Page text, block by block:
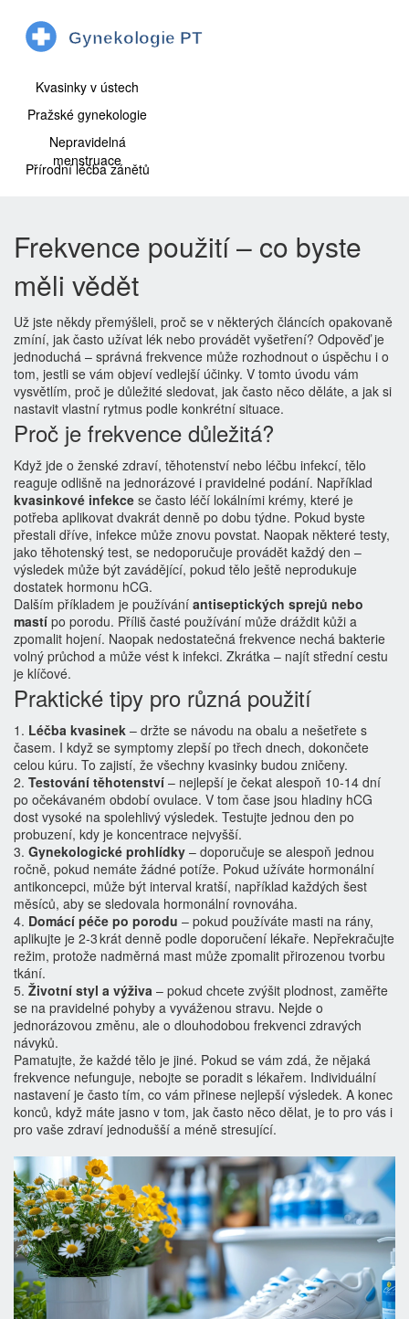
Kvasinky v ústech
Pražské gynekologie
Nepravidelná
menstruace
Přírodní léčba zánětů
Frekvence použití – co byste
měli vědět
Už jste někdy přemýšleli, proč se v některých článcích opakovaně
zmíní, jak často užívat lék nebo provádět vyšetření? Odpověď je
jednoduchá – správná frekvence může rozhodnout o úspěchu i o
tom, jestli se vám objeví vedlejší účinky. V tomto úvodu vám
vysvětlím, proč je důležité sledovat, jak často něco děláte, a jak si
nastavit vlastní rytmus podle konkrétní situace.
Proč je frekvence důležitá?
Když jde o ženské zdraví, těhotenství nebo léčbu infekcí, tělo
reaguje odlišně na jednorázové i pravidelné podání. Například
kvasinkové infekce se často léčí lokálními krémy, které je
potřeba aplikovat dvakrát denně po dobu týdne. Pokud byste
přestali dříve, infekce může znovu povstat. Naopak některé testy,
jako těhotenský test, se nedoporučuje provádět každý den –
výsledek může být zavádějící, pokud tělo ještě neprodukuje
dostatek hormonu hCG.
Dalším příkladem je používání antiseptických sprejů nebo
mastí po porodu. Příliš časté používání může dráždit kůži a
zpomalit hojení. Naopak nedostatečná frekvence nechá bakterie
volný průchod a může vést k infekci. Zkrátka – najít střední cestu
je klíčové.
Praktické tipy pro různá použití
1. Léčba kvasinek – držte se návodu na obalu a nešetřete s
časem. I když se symptomy zlepší po třech dnech, dokončete
celou kúru. To zajistí, že všechny kvasinky budou zničeny.
2. Testování těhotenství – nejlepší je čekat alespoň 10‑14 dní
po očekávaném období ovulace. V tom čase jsou hladiny hCG
dost vysoké na spolehlivý výsledek. Testujte jednou den po
probuzení, kdy je koncentrace nejvyšší.
3. Gynekologické prohlídky – doporučuje se alespoň jednou
ročně, pokud nemáte žádné potíže. Pokud užíváte hormonální
antikoncepci, může být interval kratší, například každých šest
měsíců, aby se sledovala hormonální rovnováha.
4. Domácí péče po porodu – pokud používáte masti na rány,
aplikujte je 2‑3 krát denně podle doporučení lékaře. Nepřekračujte
režim, protože nadměrná mast může zpomalit přirozenou tvorbu
tkání.
5. Životní styl a výživa – pokud chcete zvýšit plodnost, zaměřte
se na pravidelné pohyby a vyváženou stravu. Nejde o
jednorázovou změnu, ale o dlouhodobou frekvenci zdravých
návyků.
Pamatujte, že každé tělo je jiné. Pokud se vám zdá, že nějaká
frekvence nefunguje, nebojte se poradit s lékařem. Individuální
nastavení je často tím, co vám přinese nejlepší výsledek. A konec
konců, když máte jasno v tom, jak často něco dělat, je to pro vás i
pro vaše zdraví jednodušší a méně stresující.